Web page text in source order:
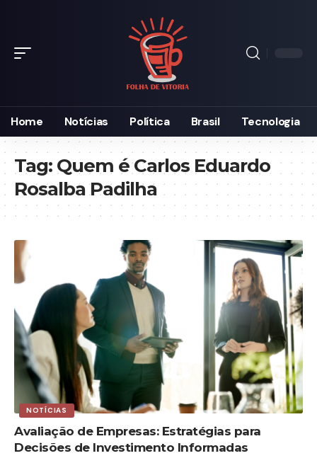
Home Notícias Política Brasil Tecnologia
Tag: Quem é Carlos Eduardo
Rosalba Padilha
NOTÍCIAS
Avaliação de Empresas: Estratégias para
Decisões de Investimento Informadas